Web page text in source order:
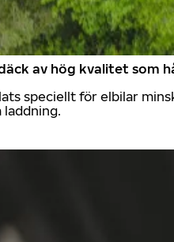
av hög kvalitet som
speciellt för elbilar
laddning.